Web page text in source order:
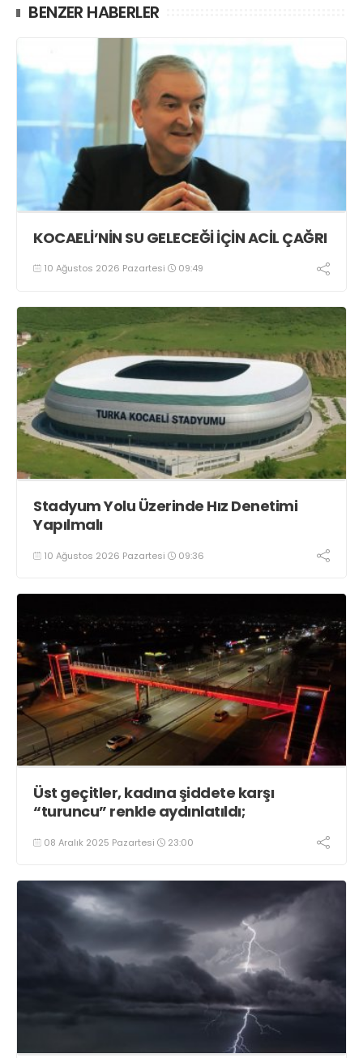
BENZER HABERLER
KOCAELİ’NİN SU GELECEĞİ İÇİN ACİL ÇAĞRI
10 Ağustos 2026 Pazartesi 09:49
Stadyum Yolu Üzerinde Hız Denetimi
Yapılmalı
10 Ağustos 2026 Pazartesi 09:36
Üst geçitler, kadına şiddete karşı
“turuncu” renkle aydınlatıldı;
08 Aralık 2025 Pazartesi 23:00